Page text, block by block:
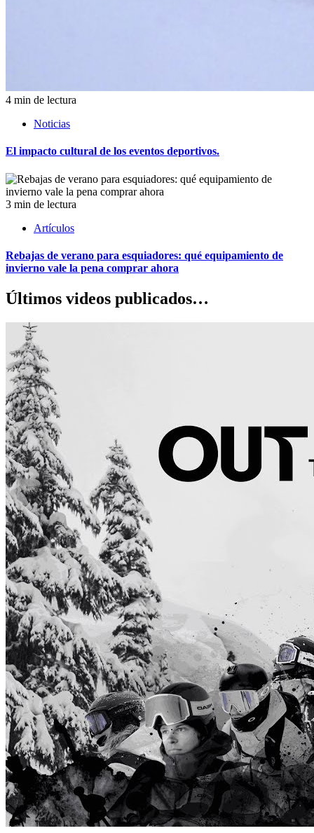
4 min de lectura
Noticias
El impacto cultural de los eventos deportivos.
3 min de lectura
Artículos
Rebajas de verano para esquiadores: qué equipamiento de
invierno vale la pena comprar ahora
Últimos videos publicados…